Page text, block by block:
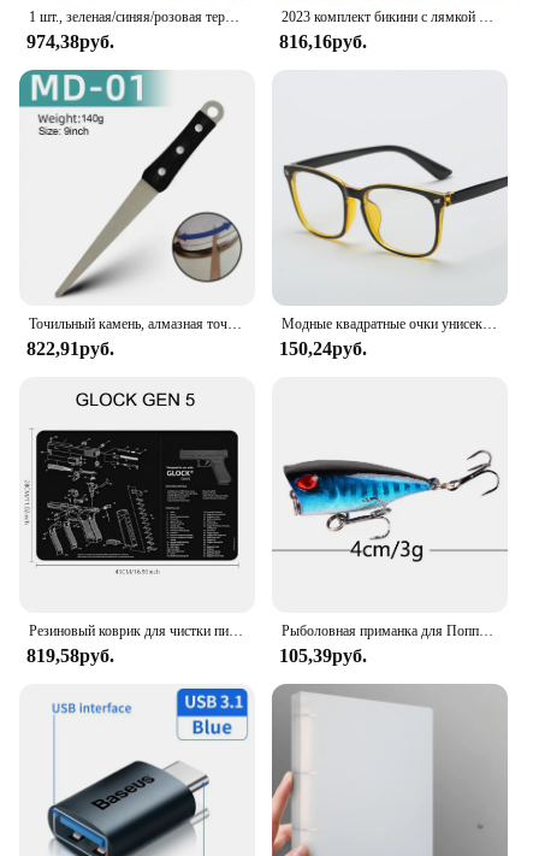
1 шт., зеленая/синяя/розовая терка для измельчения вручную, терка для салата, овощей, измельчитель моркови, картофеля для кухни, удобные инструменты для овощей
974,38руб.
2023 комплект бикини с лямкой на шее, короткий купальник, женский купальник с высокой талией, женские купальники с принтом, купальный костюм для плавания, пляжная одежда
816,16руб.
Точильный камень, алмазная точилка для ножей, точилка для ножей с изогнутой поверхностью для ножей, ножниц, точильный брусок, кухонный шлифовальный инструмент
822,91руб.
Модные квадратные очки унисекс, простые очки, полнокадровые очки для мужчин и женщин, радиационная защита, оптические очки
150,24руб.
Резиновый коврик для чистки пистолета, запчасти, Инструкция, коврик для мыши для AR15, AK47, Ремингтон 870, GLOCK, CZ-75 Punisher P220, P320, M92, 1911
819,58руб.
Рыболовная приманка для Поппера, 1 шт., 7 см, 12 г, жесткая искусственная приманка топвотер с 2 тройными крючками, для ловли карпа, Воблер для рыболовной наживки, кренкбейт
105,39руб.